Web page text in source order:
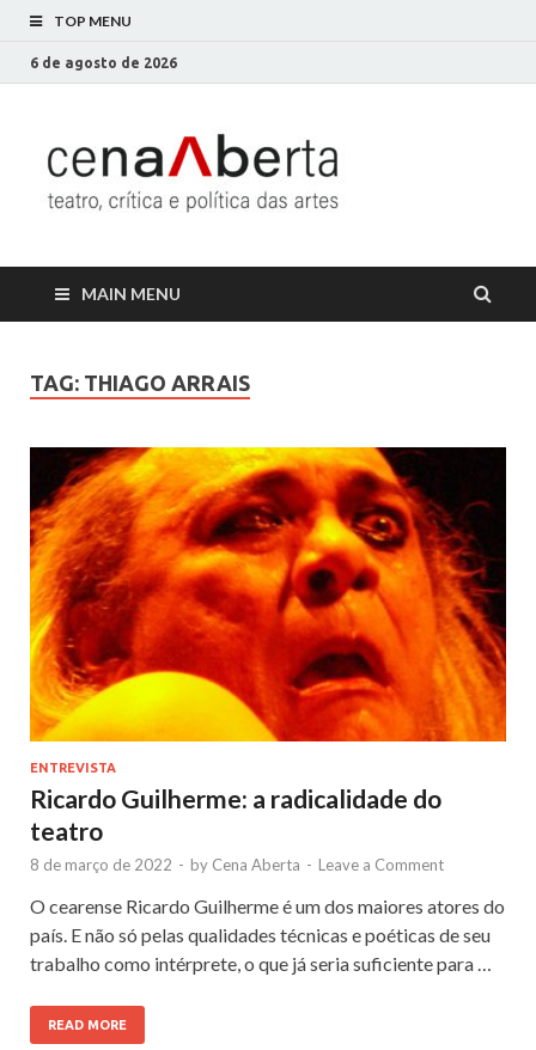
TOP MENU
6 de agosto de 2026
MAIN MENU
TAG: THIAGO ARRAIS
ENTREVISTA
Ricardo Guilherme: a radicalidade do
teatro
8 de março de 2022 - by Cena Aberta - Leave a Comment
O cearense Ricardo Guilherme é um dos maiores atores do
país. E não só pelas qualidades técnicas e poéticas de seu
trabalho como intérprete, o que já seria suficiente para …
READ MORE